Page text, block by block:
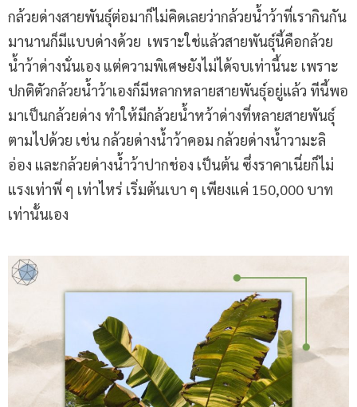
กล้วยด่างสายพันธุ์ต่อมาก็ไม่คิดเลยว่ากล้วยน้ำว้าที่เรากินกัน
มานานก็มีแบบด่างด้วย เพราะใช่แล้วสายพันธุ์นี้คือกล้วย
น้ำว้าด่างนั่นเอง แต่ความพิเศษยังไม่ได้จบเท่านี้นะ เพราะ
ปกติตัวกล้วยน้ำว้าเองก็มีหลากหลายสายพันธุ์อยู่แล้ว ทีนี้พอ
มาเป็นกล้วยด่าง ทำให้มีกล้วยน้ำหว้าด่างที่หลายสายพันธุ์
ตามไปด้วย เช่น กล้วยด่างน้ำว้าคอม กล้วยด่างน้ำวามะลิ
อ่อง และกล้วยด่างน้ำว้าปากช่อง เป็นต้น ซึ่งราคาเนี่ยก็ไม่
แรงเท่าพี่ ๆ เท่าไหร่ เริ่มต้นเบา ๆ เพียงแค่ 150,000 บาท
เท่านั้นเอง